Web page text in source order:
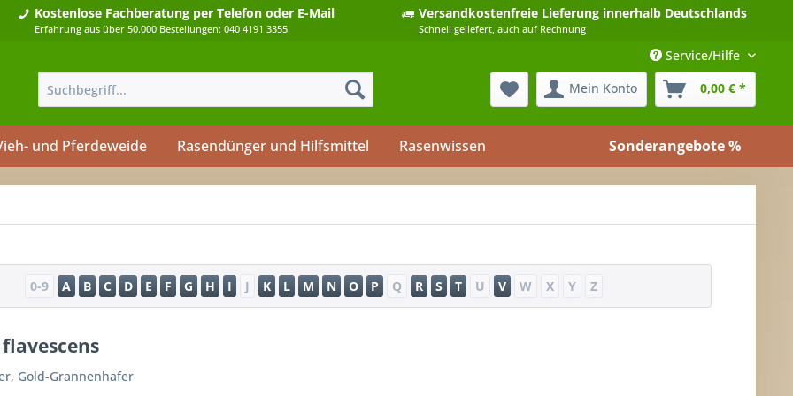
Kostenlose Fachberatung per Telefon oder E-Mail
Erfahrung aus über 50.000 Bestellungen: 040 4191 3355
Versandkostenfreie Lieferung innerhalb Deutschlands
Schnell geliefert, auch auf Rechnung
Service/Hilfe
Mein Konto
0,00 € *
und Pferdeweide Rasendünger und Hilfsmittel Sonderangebote %
Rasenwissen
0-9 A B C D E F G H I J K L M N O P Q R S T U V W X Y Z
Gold-Grannenhafer